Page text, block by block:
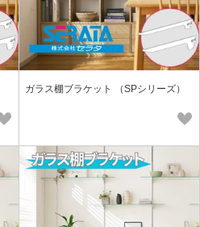
ガラス棚ブラケット （SPシリーズ）